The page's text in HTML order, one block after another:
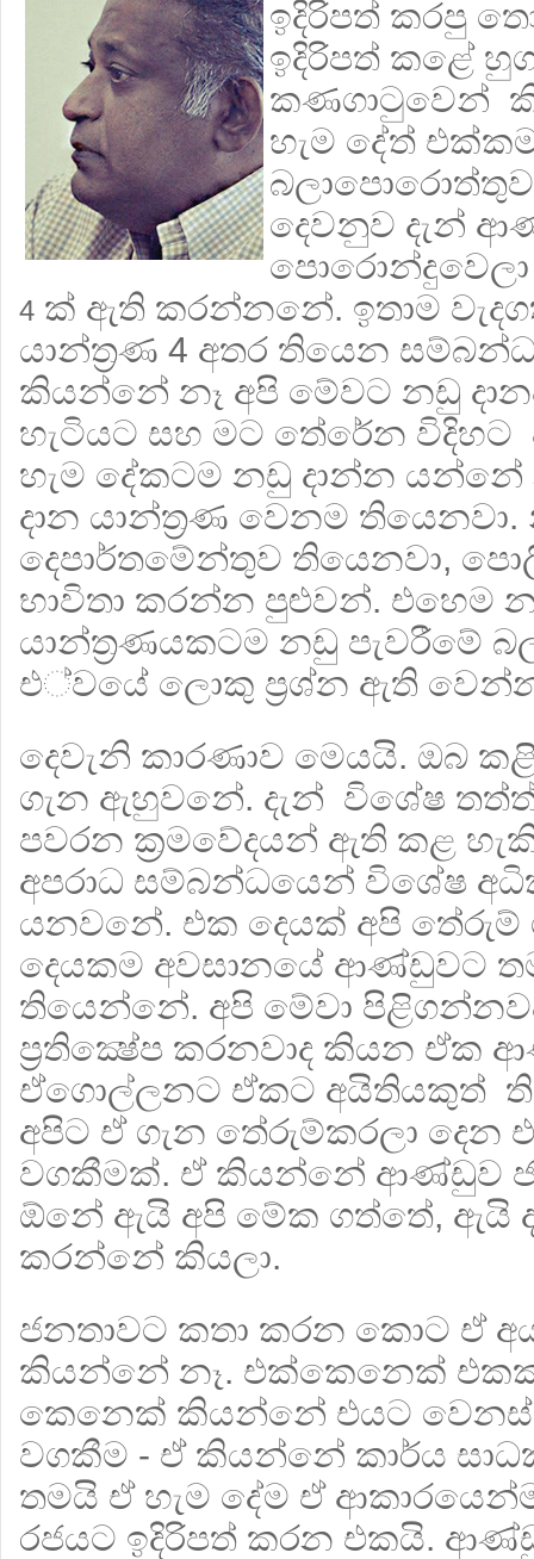
ඉදිරිපත් කරපු
ඉදිරිපත් කළේ
කණගාටුවෙන්
හැම දේත්
දෙවනුව දැන්
4 ක් ඇති කරන්නනේ. ඉතාම
යාන්ත්‍රණ 4 අතර තියෙන
කියන්නේ නෑ අපි මේවට නඩු
හැටියට සහ මට තේරේන
හැම දේකටම නඩු දාන්න
දාන යාන්ත්‍රණ වෙනම
දෙපාර්තමේන්තුව තියෙනවා,
භාවිතා කරන්න පුළුවන්. එහෙම
යාන්ත්‍රණයකටම නඩු පැවරීමේ
එ්වයේ ලොකු ප්‍රශ්න ඇති
දෙවැනි කාරණාව මෙයයි. ඔබ
ගැන ඇහුවනේ. දැන් විශේෂ
පවරන ක්‍රමවේදයන් ඇති කළ
අපරාධ සම්බන්ධයෙන් විශේෂ
යනවනේ. එක දෙයක් අපි තේරුම්
දෙයකම අවසානයේ ආණ්ඩුවට
තියෙන්නේ. අපි මේවා
ප්‍රතික්‍ෂේප කරනවාද කියන ඒක
ඒගොල්ලනට ඒකට අයිතියකුත්
අපිට ඒ ගැන තේරුම්කරලා
වගකීමක්. ඒ කියන්නේ ආණ්ඩුව
ඕනේ ඇයි අපි මේක ගත්තේ, ඇයි
කරන්නේ කියලා.
ජනතාවට කතා කරන කොට ඒ
කියන්නේ නෑ. එක්කෙනෙක්
කෙනෙක් කියන්නේ එයට වෙනස්
වගකීම - ඒ කියන්නේ කාර්ය
තමයි ඒ හැම දේම ඒ
රජයට ඉදිරිපත් කරන එකයි.